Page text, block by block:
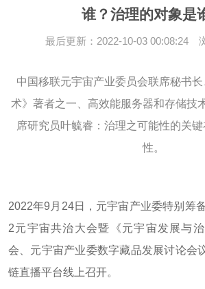
谁？治理的对象是
最后更新：2022-10-03 00:08:24
中国移联元宇宙产业委员会联席秘书
术》著者之一、高效能服务器和存储技
席研究员叶毓睿：治理之可能性的关
性。
2022年9月24日，元宇宙产业委特别筹
2元宇宙共治大会暨《元宇宙发展与
会、元宇宙产业委数字藏品发展讨论会
链直播平台线上召开。